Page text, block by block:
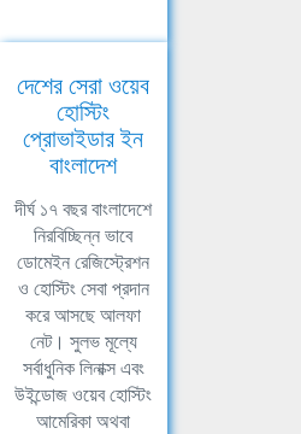
দেশের সেরা ওয়েব
হোস্টিং
প্রোভাইডার ইন
বাংলাদেশ
দীর্ঘ ১৭ বছর বাংলাদেশে
নিরবিচ্ছিন্ন ভাবে
ডোমেইন রেজিস্ট্রেশন
ও হোস্টিং সেবা প্রদান
করে আসছে আলফা
নেট। সুলভ মূল্যে
সর্বাধুনিক লিনাক্স এবং
উইন্ডোজ ওয়েব হোস্টিং
আমেরিকা অথবা